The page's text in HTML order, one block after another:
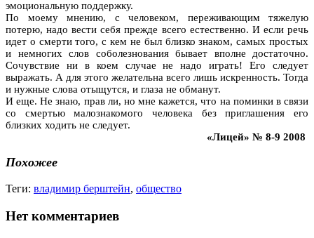
эмоциональную поддержку.
По моему мнению, с человеком, переживающим тяжелую
потерю, надо вести себя прежде всего естественно. И если речь
идет о смерти того, с кем не был близко знаком, самых простых
и немногих слов соболезнования бывает вполне достаточно.
Сочувствие ни в коем случае не надо играть! Его следует
выражать. А для этого желательна всего лишь искренность. Тогда
и нужные слова отыщутся, и глаза не обманут.
И еще. Не знаю, прав ли, но мне кажется, что на поминки в связи
со смертью малознакомого человека без приглашения его
близких ходить не следует.
«Лицей» № 8-9 2008
Похожее
Теги: владимир берштейн, общество
Нет комментариев